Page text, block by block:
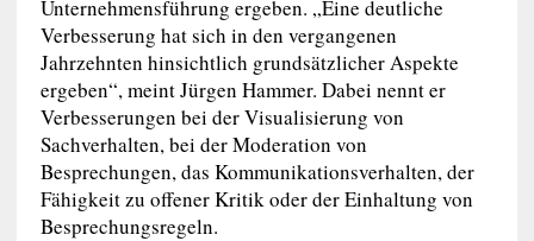
Unternehmensführung ergeben. „Eine deutliche
Verbesserung hat sich in den vergangenen
Jahrzehnten hinsichtlich grundsätzlicher Aspekte
ergeben“, meint Jürgen Hammer. Dabei nennt er
Verbesserungen bei der Visualisierung von
Sachverhalten, bei der Moderation von
Besprechungen, das Kommunikationsverhalten, der
Fähigkeit zu offener Kritik oder der Einhaltung von
Besprechungsregeln.